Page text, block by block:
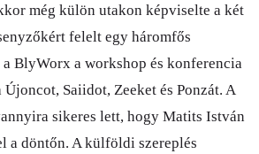
még külön utakon képviselte a két
felelt egy háromfős
BlyWorx a workshop és konferencia
Saiidot, Zeeket és Ponzát. A
sikeres lett, hogy Matits István
a döntőn. A külföldi szereplés